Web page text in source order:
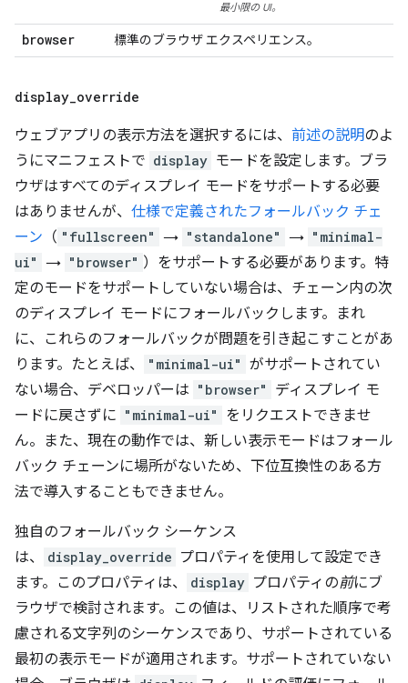
最小限の UI。
browser 標準のブラウザ エクスペリエンス。
display_override
ウェブアプリの表示方法を選択するには、 前述の説明のよ
うにマニフェストで display モードを設定します。ブラ
ウザはすべてのディスプレイ モードをサポートする必要
はありませんが、 仕様で定義されたフォールバック チェ
ーン （ "fullscreen" → "standalone" → "minimal-
ui" → "browser" ）をサポートする必要があります。特
定のモードをサポートしていない場合は、チェーン内の次
のディスプレイ モードにフォールバックします。
まれ
に、これらのフォールバックが問題を引き起こすことがあ
ります。たとえば、
"minimal-ui" がサポートされてい
ない場合、デベロッパーは "browser"
ディスプレイ モ
ードに戻さずに "minimal-ui"
をリクエストできませ
ん。また、現在の動作では、新しい表示モードはフォール
バック チェーンに場所がないため、下位互換性のある方
法で導入することもできません。
独自のフォールバック シーケンス
は、
display_override プロパティを使用して設定でき
ます。このプロパティは、
display プロパティの前にブ
ラウザで検討されます。この値は、リストされた順序で考
慮される文字列のシーケンスであり、サポートされている
最初の表示モードが適用されます。サポートされていない